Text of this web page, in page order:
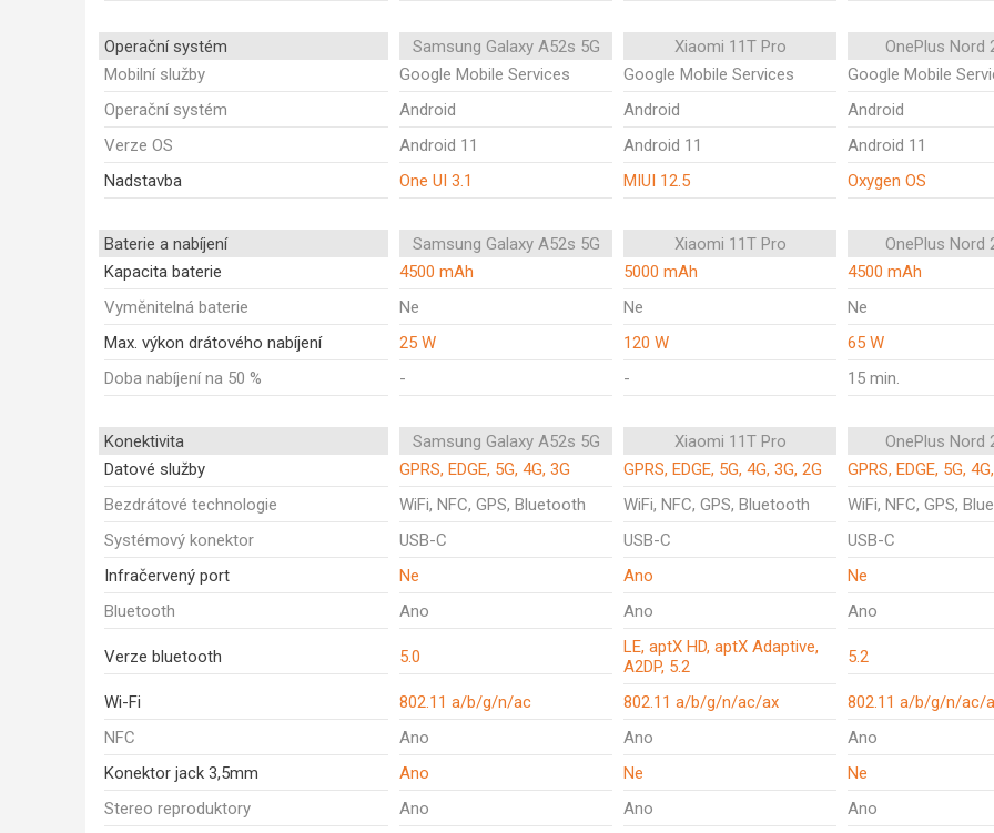
Operační systém Samsung Galaxy A52s 5G Xiaomi 11T Pro
OnePlus Nord
Mobilní služby
Google Mobile Services Google Mobile Services
Google Mobile
Operační systém
Android Android
Android
Verze OS
Android 11 Android 11
Android 11
Nadstavba
One UI 3.1 MIUI 12.5 Oxygen OS
Baterie a nabíjení Samsung Galaxy A52s 5G Xiaomi 11T Pro
OnePlus Nord
Kapacita baterie
4500 mAh 5000 mAh
4500 mAh
Vyměnitelná baterie
Ne Ne
Ne
Max. výkon drátového nabíjení
25 W 120 W
65 W
Doba nabíjení na 50 %
- - 15 min.
Konektivita Samsung Galaxy A52s 5G Xiaomi 11T Pro
OnePlus Nord
Datové služby
GPRS, EDGE, 5G, 4G, 3G GPRS, EDGE, 5G, 4G, 3G, 2G
GPRS, EDGE, 5G,
Bezdrátové technologie
WiFi, NFC, GPS, Bluetooth WiFi, NFC, GPS, Bluetooth
WiFi, NFC, GPS,
Systémový konektor
USB-C USB-C
USB-C
Infračervený port
Ne Ano
Ne
Bluetooth
Ano Ano Ano
Verze bluetooth 5.0
LE, aptX HD, aptX Adaptive,
A2DP, 5.2
5.2
Wi-Fi 802.11 a/b/g/n/ac 802.11 a/b/g/n/ac/ax
802.11 a/b/g/n/ac/
NFC
Ano Ano
Ano
Konektor jack 3,5mm
Ano Ne
Ne
Stereo reproduktory
Ano Ano
Ano